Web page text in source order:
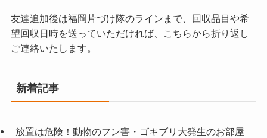
友達追加後は福岡片づけ隊のラインまで、回収品目や希
望回収日時を送っていただければ、こちらから折り返し
ご連絡いたします。
新着記事
放置は危険！動物のフン害・ゴキブリ大発生のお部屋